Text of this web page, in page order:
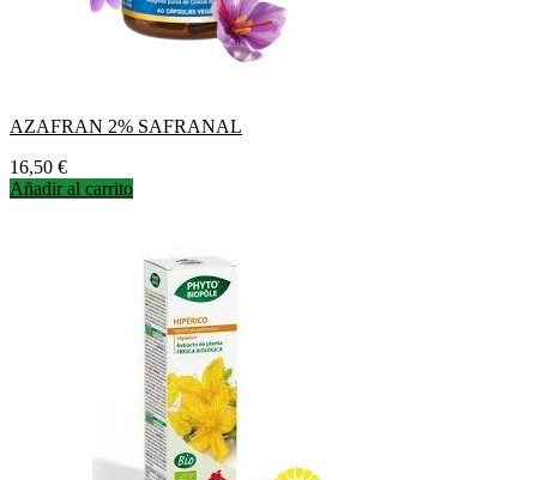
AZAFRAN 2% SAFRANAL
Precio
16,50 €
Añadir al carrito